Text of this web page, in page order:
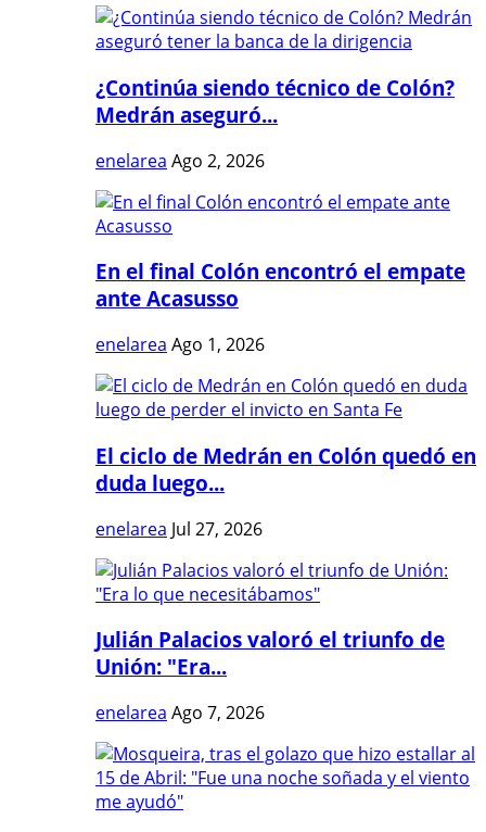
¿Continúa siendo técnico de Colón?
Medrán aseguró...
enelarea Ago 2, 2026
En el final Colón encontró el empate
ante Acasusso
enelarea Ago 1, 2026
El ciclo de Medrán en Colón quedó en
duda luego...
enelarea Jul 27, 2026
Julián Palacios valoró el triunfo de
Unión: "Era...
enelarea Ago 7, 2026